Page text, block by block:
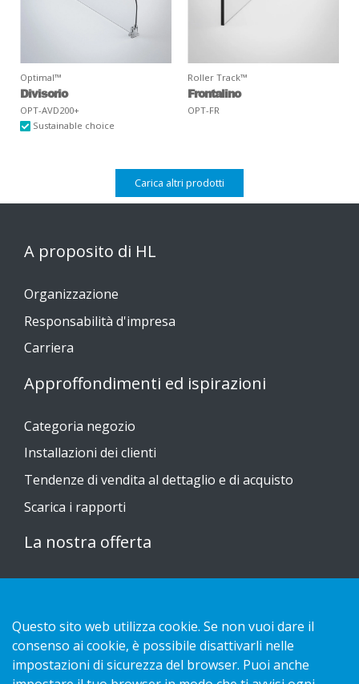
Optimal™
Divisorio
OPT-AVD200+
Sustainable choice
Roller Track™
Frontalino
OPT-FR
Carica altri prodotti
A proposito di HL
Organizzazione
Responsabilità d'impresa
Carriera
Approffondimenti ed ispirazioni
Categoria negozio
Installazioni dei clienti
Tendenze di vendita al dettaglio e di acquisto
Scarica i rapporti
La nostra offerta
Contatto
Questo sito web utilizza cookie. Se non vuoi dare il
consenso ai cookie, è possibile disattivarli nelle
impostazioni di sicurezza del browser. Puoi anche